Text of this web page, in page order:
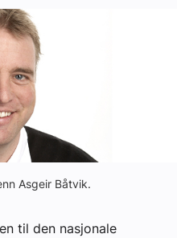
Asgeir Båtvik.
til den nasjonale